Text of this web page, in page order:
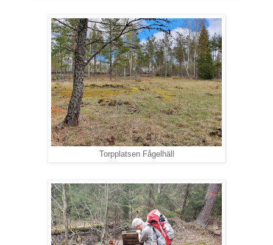
Torpplatsen Fågelhäll